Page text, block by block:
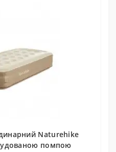
Naturehike
помпою